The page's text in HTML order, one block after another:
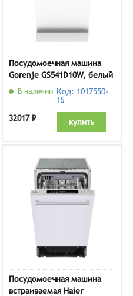
Посудомоечная машина
Gorenje GS541D10W, белый
В наличии Код: 1017550-
1S
32017 ₽
купить
Посудомоечная машина
встраиваемая Haier